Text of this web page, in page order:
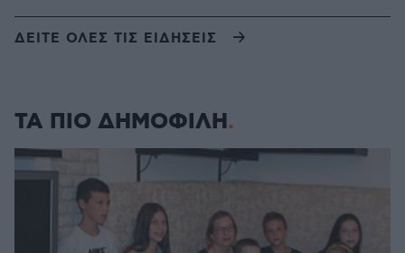
ΔΕΙΤΕ ΟΛΕΣ ΤΙΣ ΕΙΔΗΣΕΙΣ
ΤΑ ΠΙΟ ΔΗΜΟΦΙΛΗ